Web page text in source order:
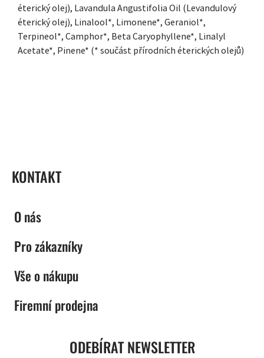
éterický olej), Lavandula Angustifolia Oil (Levandulový
éterický olej), Linalool*, Limonene*, Geraniol*,
Terpineol*, Camphor*, Beta Caryophyllene*, Linalyl
Acetate*, Pinene* (* součást přírodních éterických olejů)
KONTAKT
O nás
Pro zákazníky
Vše o nákupu
Firemní prodejna
ODEBÍRAT NEWSLETTER